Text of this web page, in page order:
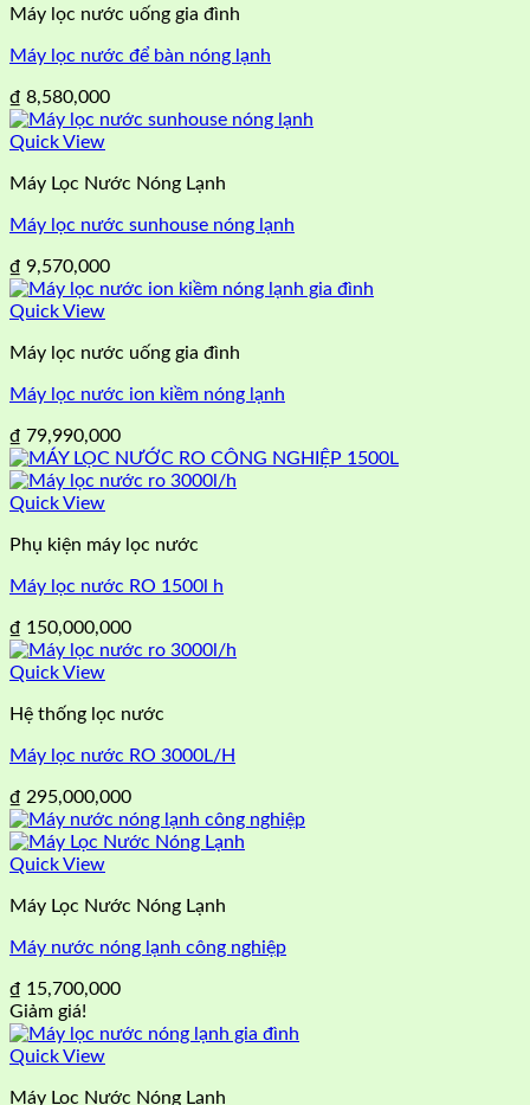
Máy lọc nước uống gia đình
Máy lọc nước để bàn nóng lạnh
₫ 8,580,000
Quick View
Máy Lọc Nước Nóng Lạnh
Máy lọc nước sunhouse nóng lạnh
₫ 9,570,000
Quick View
Máy lọc nước uống gia đình
Máy lọc nước ion kiềm nóng lạnh
₫ 79,990,000
Quick View
Phụ kiện máy lọc nước
Máy lọc nước RO 1500l h
₫ 150,000,000
Quick View
Hệ thống lọc nước
Máy lọc nước RO 3000L/H
₫ 295,000,000
Quick View
Máy Lọc Nước Nóng Lạnh
Máy nước nóng lạnh công nghiệp
₫ 15,700,000
Giảm giá!
Quick View
Máy Lọc Nước Nóng Lạnh